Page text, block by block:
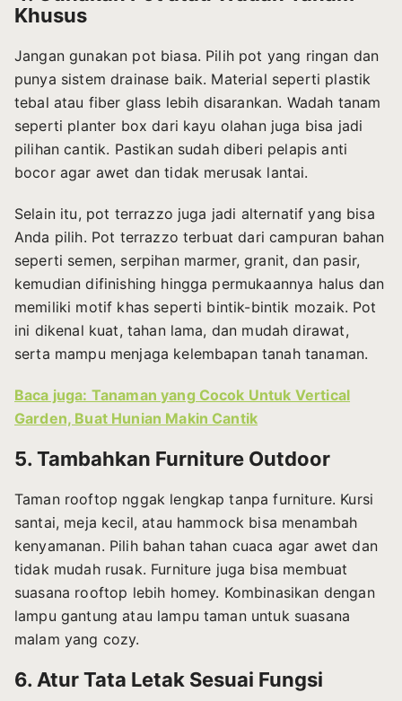
Khusus
Jangan gunakan pot biasa. Pilih pot yang ringan dan
punya sistem drainase baik. Material seperti plastik
tebal atau fiber glass lebih disarankan. Wadah tanam
seperti planter box dari kayu olahan juga bisa jadi
pilihan cantik. Pastikan sudah diberi pelapis anti
bocor agar awet dan tidak merusak lantai.
Selain itu, pot terrazzo juga jadi alternatif yang bisa
Anda pilih. Pot terrazzo terbuat dari campuran bahan
seperti semen, serpihan marmer, granit, dan pasir,
kemudian difinishing hingga permukaannya halus dan
memiliki motif khas seperti bintik-bintik mozaik. Pot
ini dikenal kuat, tahan lama, dan mudah dirawat,
serta mampu menjaga kelembapan tanah tanaman.
Baca juga: Tanaman yang Cocok Untuk Vertical
Garden, Buat Hunian Makin Cantik
5. Tambahkan Furniture Outdoor
Taman rooftop nggak lengkap tanpa furniture. Kursi
santai, meja kecil, atau hammock bisa menambah
kenyamanan. Pilih bahan tahan cuaca agar awet dan
tidak mudah rusak. Furniture juga bisa membuat
suasana rooftop lebih homey. Kombinasikan dengan
lampu gantung atau lampu taman untuk suasana
malam yang cozy.
6. Atur Tata Letak Sesuai Fungsi